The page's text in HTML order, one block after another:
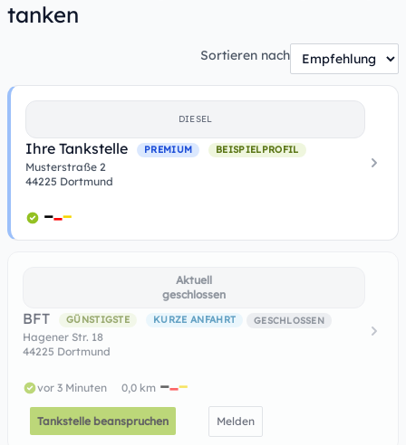
tanken
Sortieren nach
DIESEL
Ihre Tankstelle PREMIUM BEISPIELPROFIL
Musterstraße 2
44225 Dortmund
Aktuell
geschlossen
BFT GÜNSTIGSTE KURZE ANFAHRT GESCHLOSSEN
Hagener Str. 18
44225 Dortmund
vor 3 Minuten 0,0 km
Tankstelle beanspruchen Melden